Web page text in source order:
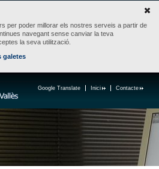
per poder millorar els nostres serveis a partir de
navegant sense canviar la teva
la seva utilització.
galetes
Contacte
Inici
Google Translate